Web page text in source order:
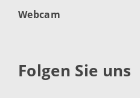
Webcam
Folgen Sie uns